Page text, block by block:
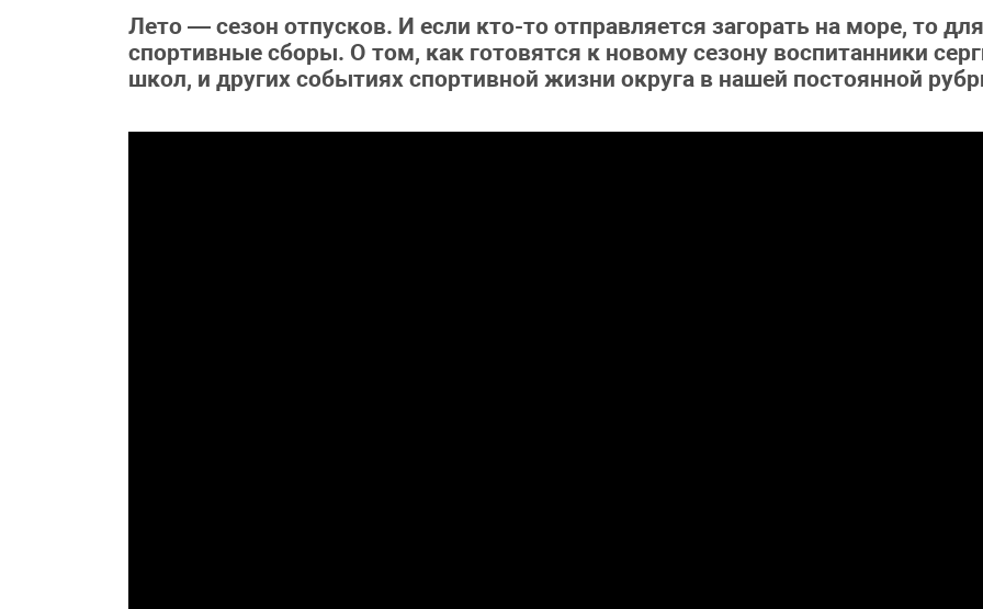
Лето — сезон отпусков. И если кто-то отправляется загорать на море, то
спортивные сборы. О том, как готовятся к новому сезону воспитанники
школ, и других событиях спортивной жизни округа в нашей постоянной